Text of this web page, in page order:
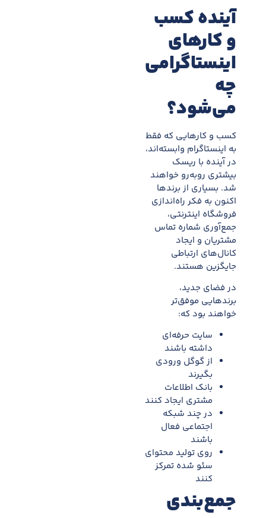
آینده کسب
و کارهای
اینستاگرامی
چه
می‌شود؟
کسب و کارهایی که فقط
به اینستاگرام وابسته‌اند،
در آینده با ریسک
بیشتری روبه‌رو خواهند
شد. بسیاری از برندها
اکنون به فکر راه‌اندازی
فروشگاه اینترنتی،
جمع‌آوری شماره تماس
مشتریان و ایجاد
کانال‌های ارتباطی
جایگزین هستند.
در فضای جدید،
برندهایی موفق‌تر
خواهند بود که:
سایت حرفه‌ای
داشته باشند
از گوگل ورودی
بگیرند
بانک اطلاعات
مشتری ایجاد کنند
در چند شبکه
اجتماعی فعال
باشند
روی تولید محتوای
سئو شده تمرکز
کنند
جمع‌بندی